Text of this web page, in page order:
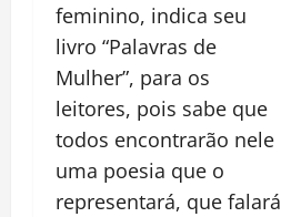
feminino, indica seu
livro “Palavras de
Mulher”, para os
leitores, pois sabe que
todos encontrarão nele
uma poesia que o
representará, que falará